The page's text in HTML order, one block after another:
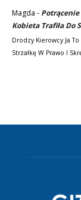
Magda -
Kobieta Trafiła Do
Drodzy Kierowcy Ja
Strzałkę W Prawo I